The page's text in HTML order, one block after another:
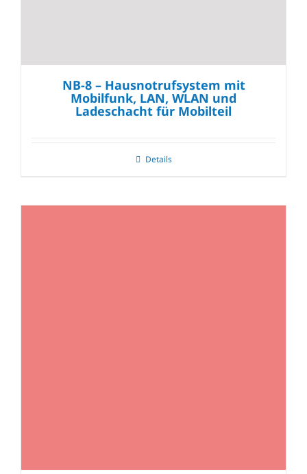
NB-8 – Hausnotrufsystem mit
Mobilfunk, LAN, WLAN und
Ladeschacht für Mobilteil
Details